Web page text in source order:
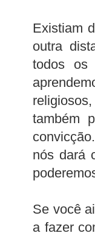
Existiam
outra
todos os
também
nós dará
Se você
a fazer